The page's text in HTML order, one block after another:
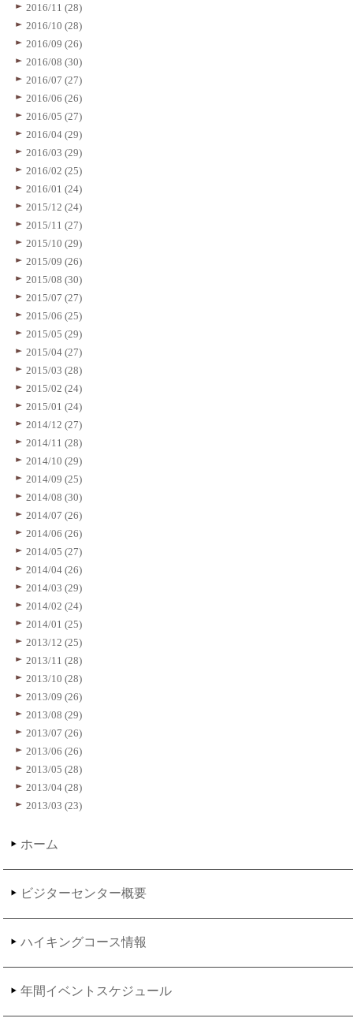
2016/11 (28)
2016/10 (28)
2016/09 (26)
2016/08 (30)
2016/07 (27)
2016/06 (26)
2016/05 (27)
2016/04 (29)
2016/03 (29)
2016/02 (25)
2016/01 (24)
2015/12 (24)
2015/11 (27)
2015/10 (29)
2015/09 (26)
2015/08 (30)
2015/07 (27)
2015/06 (25)
2015/05 (29)
2015/04 (27)
2015/03 (28)
2015/02 (24)
2015/01 (24)
2014/12 (27)
2014/11 (28)
2014/10 (29)
2014/09 (25)
2014/08 (30)
2014/07 (26)
2014/06 (26)
2014/05 (27)
2014/04 (26)
2014/03 (29)
2014/02 (24)
2014/01 (25)
2013/12 (25)
2013/11 (28)
2013/10 (28)
2013/09 (26)
2013/08 (29)
2013/07 (26)
2013/06 (26)
2013/05 (28)
2013/04 (28)
2013/03 (23)
ホーム
ビジターセンター概要
ハイキングコース情報
年間イベントスケジュール